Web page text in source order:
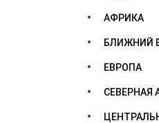
АФРИКА
БЛИЖНИЙ
ЕВРОПА
СЕВЕРНАЯ